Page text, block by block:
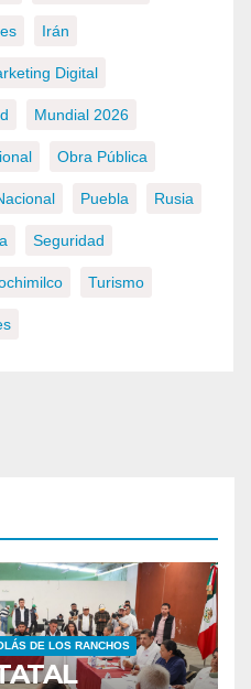
Irán
Digital
Mundial 2026
Obra Pública
Puebla Rusia
Seguridad
Turismo
DE LOS RANCHOS